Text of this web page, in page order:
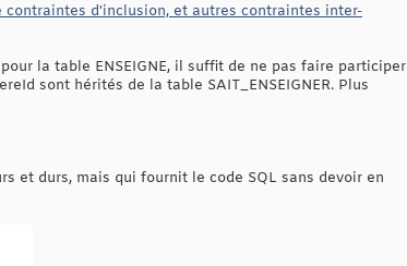
d'inclusion, et autres contraintes inter-
la table ENSEIGNE, il suffit de ne pas faire participer
sont hérités de la table SAIT_ENSEIGNER. Plus
et durs, mais qui fournit le code SQL sans devoir en